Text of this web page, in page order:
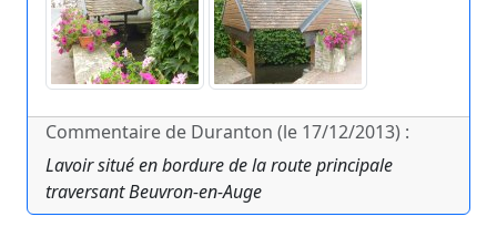
Commentaire de Duranton (le 17/12/2013) :
Lavoir situé en bordure de la route principale
traversant Beuvron-en-Auge